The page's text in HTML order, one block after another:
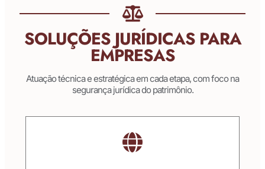
SOLUÇÕES JURÍDICAS PARA
EMPRESAS
Atuação técnica e estratégica em cada etapa, com foco na
segurança jurídica do patrimônio.